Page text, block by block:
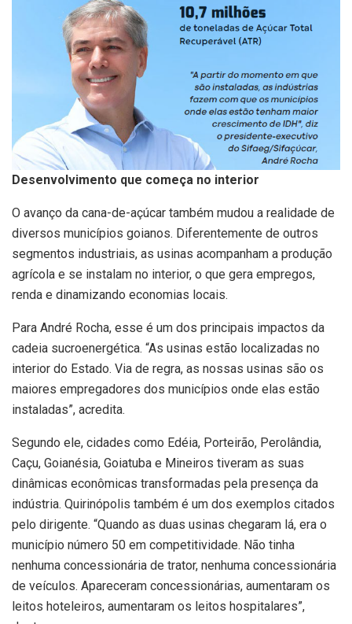
Desenvolvimento que começa no interior
O avanço da cana-de-açúcar também mudou a realidade de
diversos municípios goianos. Diferentemente de outros
segmentos industriais, as usinas acompanham a produção
agrícola e se instalam no interior, o que gera empregos,
renda e dinamizando economias locais.
Para André Rocha, esse é um dos principais impactos da
cadeia sucroenergética. “As usinas estão localizadas no
interior do Estado. Via de regra, as nossas usinas são os
maiores empregadores dos municípios onde elas estão
instaladas”, acredita.
Segundo ele, cidades como Edéia, Porteirão, Perolândia,
Caçu, Goianésia, Goiatuba e Mineiros tiveram as suas
dinâmicas econômicas transformadas pela presença da
indústria. Quirinópolis também é um dos exemplos citados
pelo dirigente. “Quando as duas usinas chegaram lá, era o
município número 50 em competitividade. Não tinha
nenhuma concessionária de trator, nenhuma concessionária
de veículos. Apareceram concessionárias, aumentaram os
leitos hoteleiros, aumentaram os leitos hospitalares”,